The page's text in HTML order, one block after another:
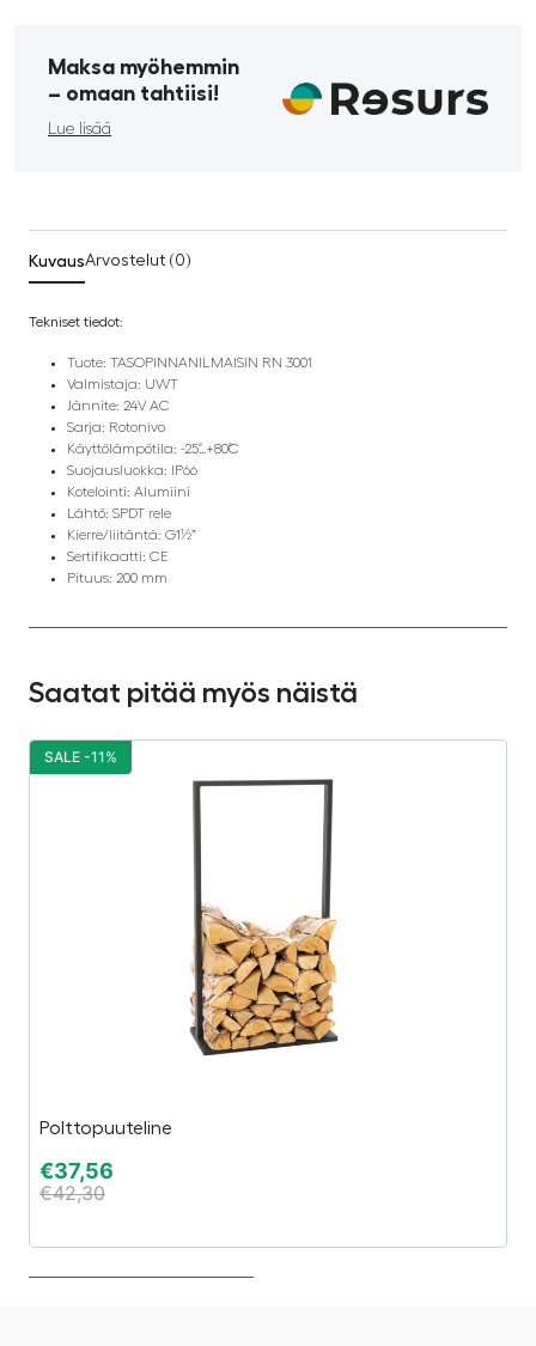
Maksa myöhemmin
­– omaan tahtiisi!
Lue lisää
KuvausArvostelut (0)
Tekniset tiedot:
Tuote: TASOPINNANILMAISIN RN 3001
Valmistaja: UWT
Jännite: 24V AC
Sarja: Rotonivo
Käyttölämpötila: -25˚…+80˚C
Suojausluokka: IP66
Kotelointi: Alumiini
Lähtö: SPDT rele
Kierre/liitäntä: G1½”
Sertifikaatti: CE
Pituus: 200 mm
Saatat pitää myös näistä
Polttopuuteline
€37,56
€42,30
SALE -11%